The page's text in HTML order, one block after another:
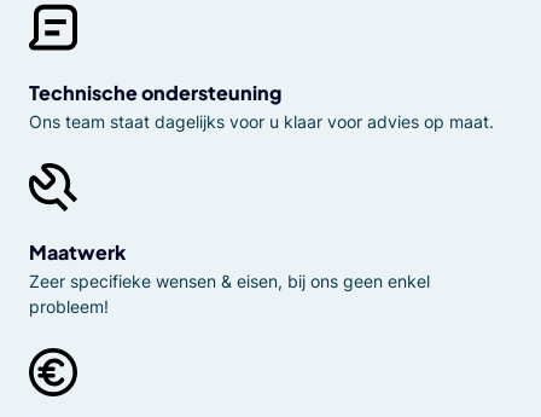
Technische ondersteuning
Ons team staat dagelijks voor u klaar voor advies op maat.
Maatwerk
Zeer specifieke wensen & eisen, bij ons geen enkel
probleem!